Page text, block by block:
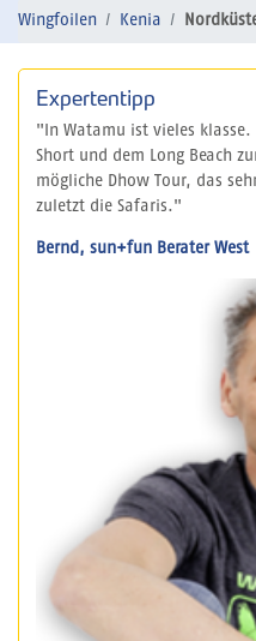
Wingfoilen Kenia
Expertentipp
"In Watamu ist vieles klasse.
Short und dem Long Beach
mögliche Dhow Tour, das
zuletzt die Safaris."
Bernd, sun+fun Berater West